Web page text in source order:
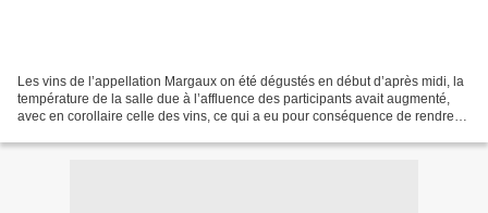
Les vins de l’appellation Margaux on été dégustés en début d’après midi, la
température de la salle due à l’affluence des participants avait augmenté,
avec en corollaire celle des vins, ce qui a eu pour conséquence de rendre